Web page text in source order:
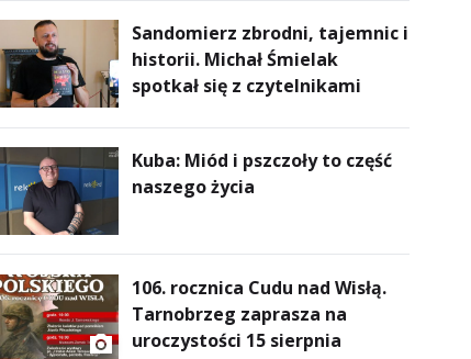
Sandomierz zbrodni, tajemnic i
historii. Michał Śmielak
spotkał się z czytelnikami
Kuba: Miód i pszczoły to część
naszego życia
106. rocznica Cudu nad Wisłą.
Tarnobrzeg zaprasza na
uroczystości 15 sierpnia